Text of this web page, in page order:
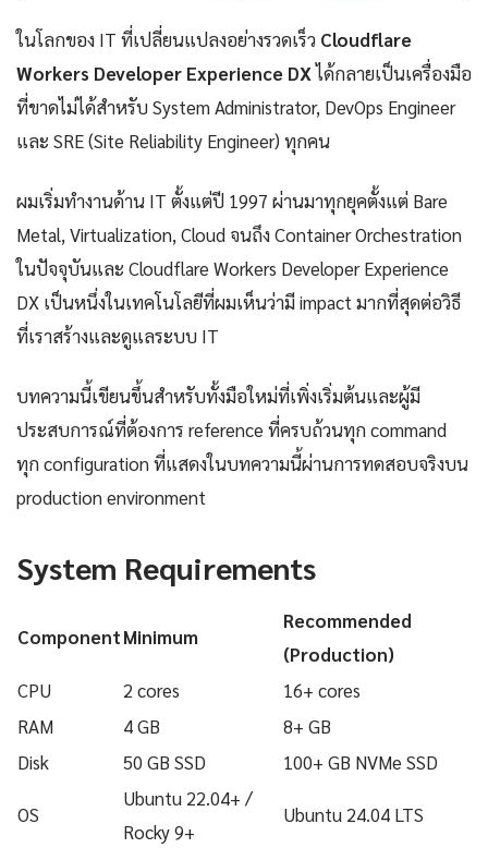
ในโลกของ IT ที่เปลี่ยนแปลงอย่างรวดเร็ว Cloudflare
Workers Developer Experience DXได้กลายเป็นเครื่องมือ
ที่ขาดไม่ได้สำหรับ System Administrator, DevOps Engineer
และ SRE (Site Reliability Engineer) ทุกคน
ผมเริ่มทำงานด้าน IT ตั้งแต่ปี 1997 ผ่านมาทุกยุคตั้งแต่ Bare
Metal, Virtualization, Cloud จนถึง Container Orchestration
ในปัจจุบันและ Cloudflare Workers Developer Experience
DX เป็นหนึ่งในเทคโนโลยีที่ผมเห็นว่ามี impact มากที่สุดต่อวิธี
ที่เราสร้างและดูแลระบบ IT
บทความนี้เขียนขึ้นสำหรับทั้งมือใหม่ที่เพิ่งเริ่มต้นและผู้มี
ประสบการณ์ที่ต้องการ reference ที่ครบถ้วนทุก command
ทุก configuration ที่แสดงในบทความนี้ผ่านการทดสอบจริงบน
production environment
System Requirements
ComponentMinimum
Recommended
(Production)
CPU
2 cores
16+ cores
RAM
4 GB
8+ GB
Disk
50 GB SSD 100+ GB NVMe SSD
OS
Ubuntu 22.04+ /
Rocky 9+
Ubuntu 24.04 LTS